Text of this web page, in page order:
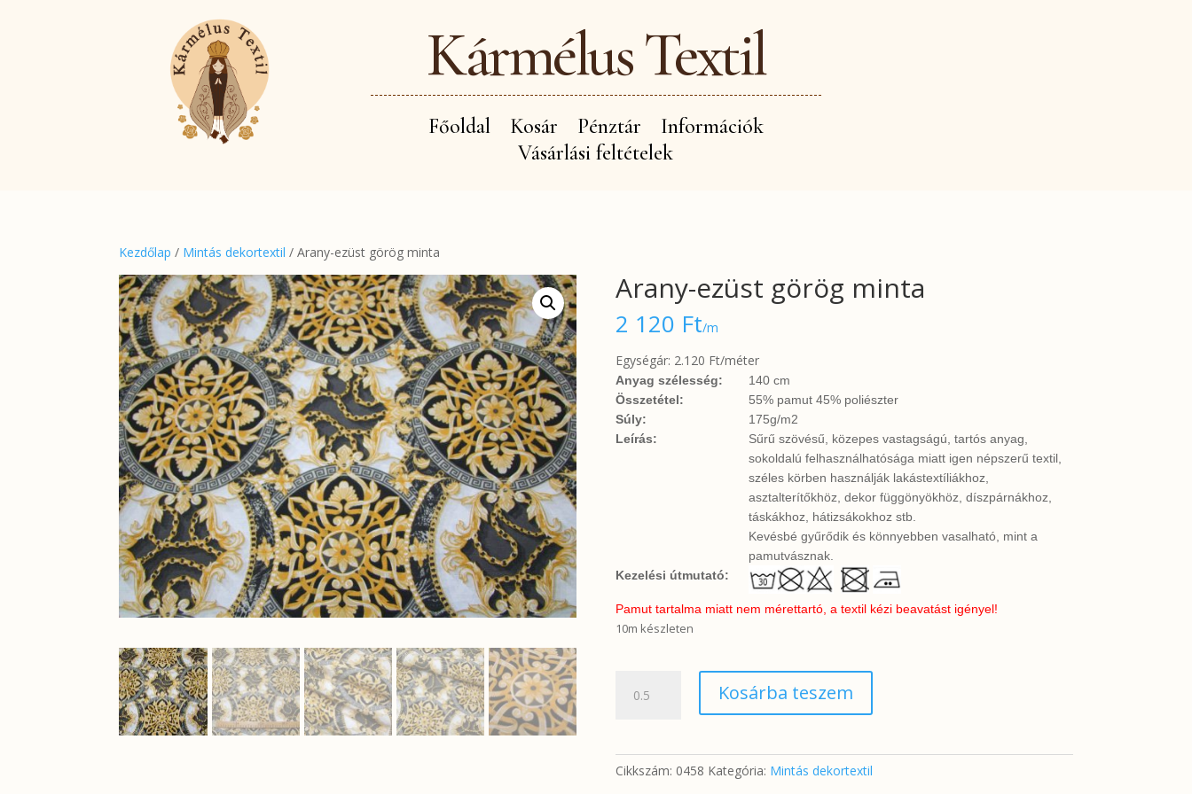
Kármélus Textil
Főoldal Kosár Pénztár
Információk
Vásárlási feltételek
Kezdőlap / Mintás dekortextil / Arany-ezüst görög minta
Arany-ezüst görög minta
2 120 Ft/m
Egységár: 2.120 Ft/méter
Anyag szélesség:
140 cm
Összetétel:
55% pamut 45% poliészter
Súly:
175g/m2
Leírás:
Sűrű szövésű, közepes vastagságú, tartós anyag,
sokoldalú felhasználhatósága miatt igen népszerű textil,
széles körben használják lakástextíliákhoz,
asztalterítőkhöz, dekor függönyökhöz, díszpárnákhoz,
táskákhoz, hátizsákokhoz stb.
Kevésbé gyűrődik és könnyebben vasalható, mint a
pamutvásznak.
Kezelési útmutató:
Pamut tartalma miatt nem mérettartó, a textil kézi beavatást igényel!
10m készleten
ezüst
Kosárba teszem
Cikkszám: 0458 Kategória: Mintás dekortextil